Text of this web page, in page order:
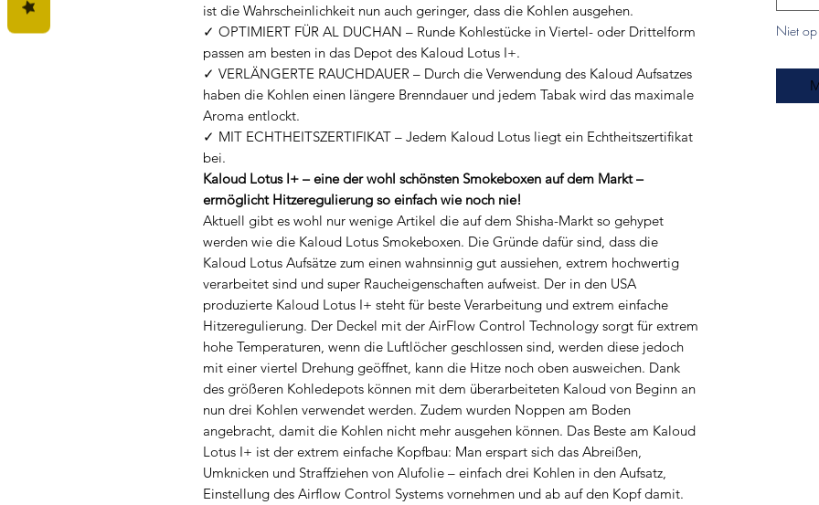
ist die Wahrscheinlichkeit nun auch geringer, dass die Kohlen ausgehen.
✓ OPTIMIERT FÜR AL DUCHAN – Runde Kohlestücke in Viertel- oder Drittelform
passen am besten in das Depot des Kaloud Lotus I+.
✓ VERLÄNGERTE RAUCHDAUER – Durch die Verwendung des Kaloud Aufsatzes
haben die Kohlen einen längere Brenndauer und jedem Tabak wird das maximale
Aroma entlockt.
✓ MIT ECHTHEITSZERTIFIKAT – Jedem Kaloud Lotus liegt ein Echtheitszertifikat
bei.
Kaloud Lotus I+ – eine der wohl schönsten Smokeboxen auf dem Markt –
ermöglicht Hitzeregulierung so einfach wie noch nie!
Aktuell gibt es wohl nur wenige Artikel die auf dem Shisha-Markt so gehypet
werden wie die Kaloud Lotus Smokeboxen. Die Gründe dafür sind, dass die
Kaloud Lotus Aufsätze zum einen wahnsinnig gut aussiehen, extrem hochwertig
verarbeitet sind und super Raucheigenschaften aufweist. Der in den USA
produzierte Kaloud Lotus I+ steht für beste Verarbeitung und extrem einfache
Hitzeregulierung. Der Deckel mit der AirFlow Control Technology sorgt für extrem
hohe Temperaturen, wenn die Luftlöcher geschlossen sind, werden diese jedoch
mit einer viertel Drehung geöffnet, kann die Hitze noch oben ausweichen. Dank
des größeren Kohledepots können mit dem überarbeiteten Kaloud von Beginn an
nun drei Kohlen verwendet werden. Zudem wurden Noppen am Boden
angebracht, damit die Kohlen nicht mehr ausgehen können. Das Beste am Kaloud
Lotus I+ ist der extrem einfache Kopfbau: Man erspart sich das Abreißen,
Umknicken und Straffziehen von Alufolie – einfach drei Kohlen in den Aufsatz,
Einstellung des Airflow Control Systems vornehmen und ab auf den Kopf damit.
Niet